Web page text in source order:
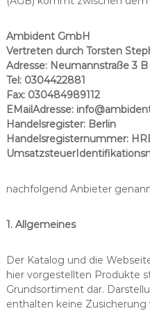
Ambident GmbH
Vertreten durch Torsten
Adresse: Neumannstraße 3 B
Tel: 0304422881
Fax: 030484989112
E­Mail­Adresse:
Handelsregister: Berlin
Handelsregisternummer:
nachfolgend Anbieter
1. Allgemeines
Der Katalog und die
hier vorgestellten Produkte
Grundsortiment dar.
enthalten keine